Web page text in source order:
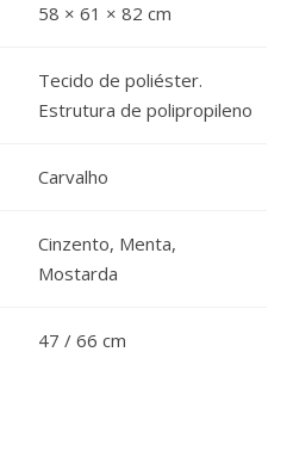
58 × 61 × 82 cm
Tecido de poliéster.
Estrutura de polipropileno
Carvalho
Cinzento, Menta,
Mostarda
47 / 66 cm